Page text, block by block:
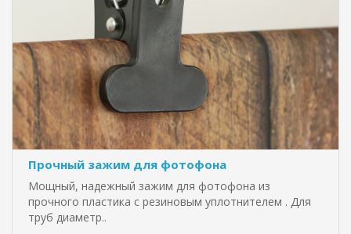
Прочный зажим для фотофона
Мощный, надежный зажим для фотофона из
прочного пластика с резиновым уплотнителем . Для
труб диаметр..